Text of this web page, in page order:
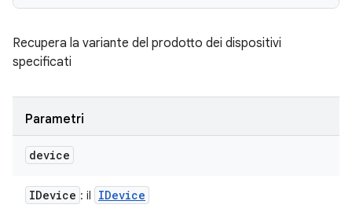
Recupera la variante del prodotto dei dispositivi
specificati
Parametri
device
IDevice : il IDevice